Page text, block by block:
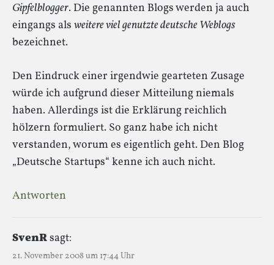
Gipfelblogger. Die genannten Blogs werden ja auch
eingangs als weitere viel genutzte deutsche Weblogs
bezeichnet.
Den Eindruck einer irgendwie gearteten Zusage
würde ich aufgrund dieser Mitteilung niemals
haben. Allerdings ist die Erklärung reichlich
hölzern formuliert. So ganz habe ich nicht
verstanden, worum es eigentlich geht. Den Blog
„Deutsche Startups“ kenne ich auch nicht.
Antworten
SvenRsagt:
21. November 2008 um 17:44 Uhr